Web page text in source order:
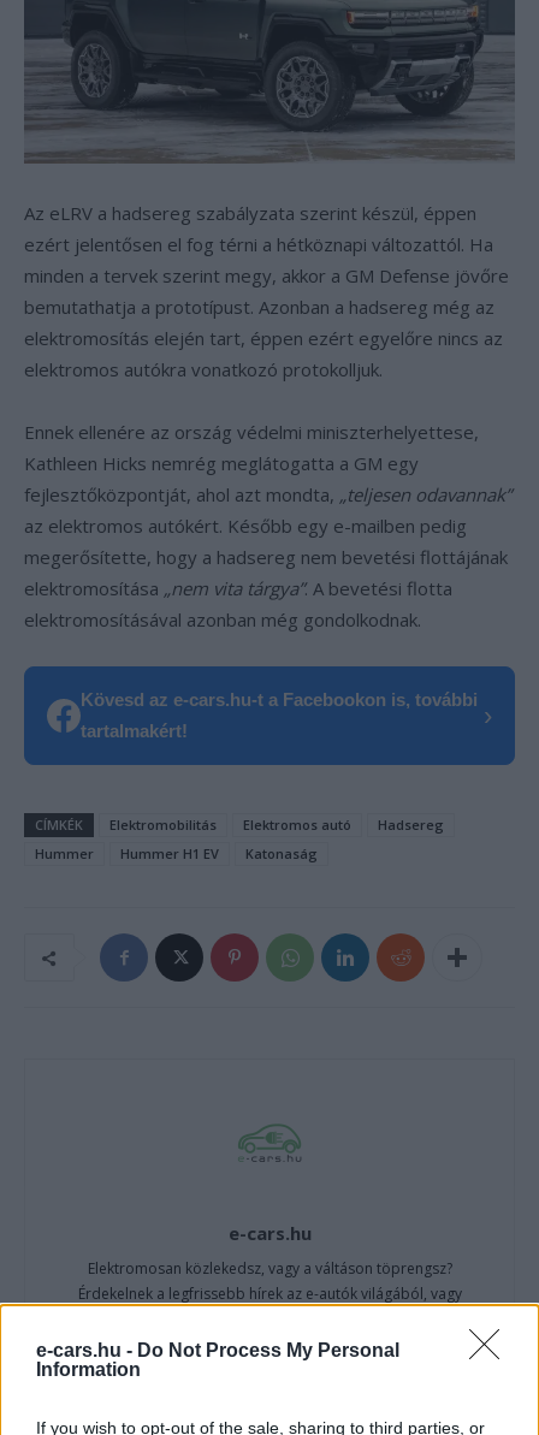
e-cars.hu - Do Not Process My Personal
Information
If you wish to opt-out of the sale, sharing to third parties, or
Az eLRV a hadsereg szabályzata szerint készül, éppen
ezért jelentősen el fog térni a hétköznapi változattól. Ha
minden a tervek szerint megy, akkor a GM Defense jövőre
bemutathatja a prototípust. Azonban a hadsereg még az
elektromosítás elején tart, éppen ezért egyelőre nincs az
elektromos autókra vonatkozó protokolljuk.
Ennek ellenére az ország védelmi miniszterhelyettese,
Kathleen Hicks nemrég meglátogatta a GM egy
fejlesztőközpontját, ahol azt mondta, „teljesen odavannak”
az elektromos autókért. Később egy e-mailben pedig
megerősítette, hogy a hadsereg nem bevetési flottájának
elektromosítása „nem vita tárgya”. A bevetési flotta
elektromosításával azonban még gondolkodnak.
Kövesd az e-cars.hu-t a Facebookon is, további
tartalmakért!
›
CÍMKÉK Elektromobilitás Elektromos autó
Hadsereg
Hummer
Hummer H1 EV Katonaság
e-cars.hu
Elektromosan közlekedsz, vagy a váltáson töprengsz?
Érdekelnek a legfrissebb hírek az e-autók világából, vagy
fenntarthatóság területén? Akkor jó helyen jársz!